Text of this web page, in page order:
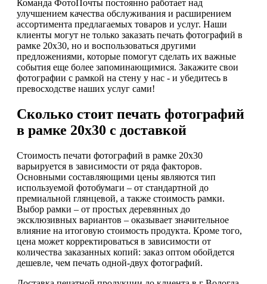
Команда ФотоПочты постоянно работает над
улучшением качества обслуживания и расширением
ассортимента предлагаемых товаров и услуг. Наши
клиенты могут не только заказать печать фотографий в
рамке 20х30, но и воспользоваться другими
предложениями, которые помогут сделать их важные
события еще более запоминающимися. Закажите свои
фотографии с рамкой на стену у нас - и убедитесь в
превосходстве наших услуг сами!
Сколько стоит печать фотографий
в рамке 20х30 с доставкой
Стоимость печати фотографий в рамке 20х30
варьируется в зависимости от ряда факторов.
Основными составляющими цены являются тип
используемой фотобумаги – от стандартной до
премиальной глянцевой, а также стоимость рамки.
Выбор рамки – от простых деревянных до
эксклюзивных вариантов – оказывает значительное
влияние на итоговую стоимость продукта. Кроме того,
цена может корректироваться в зависимости от
количества заказанных копий: заказ оптом обойдется
дешевле, чем печать одной-двух фотографий.